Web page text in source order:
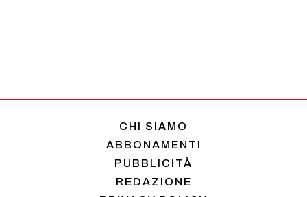
CHI SIAMO
ABBONAMENTI
PUBBLICITÀ
REDAZIONE